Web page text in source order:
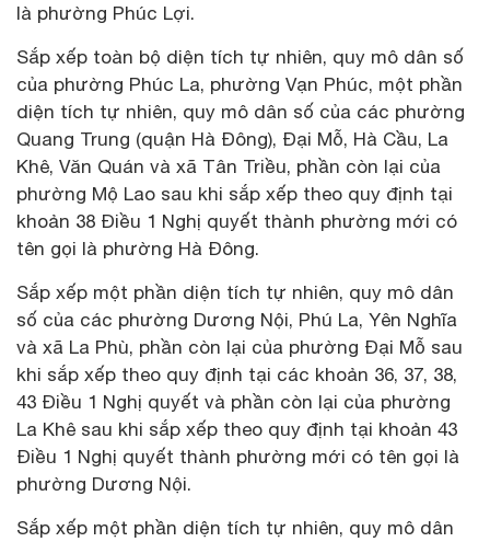
là phường Phúc Lợi.
Sắp xếp toàn bộ diện tích tự nhiên, quy mô dân số
của phường Phúc La, phường Vạn Phúc, một phần
diện tích tự nhiên, quy mô dân số của các phường
Quang Trung (quận Hà Đông), Đại Mỗ, Hà Cầu, La
Khê, Văn Quán và xã Tân Triều, phần còn lại của
phường Mộ Lao sau khi sắp xếp theo quy định tại
khoản 38 Điều 1 Nghị quyết thành phường mới có
tên gọi là phường Hà Đông.
Sắp xếp một phần diện tích tự nhiên, quy mô dân
số của các phường Dương Nội, Phú La, Yên Nghĩa
và xã La Phù, phần còn lại của phường Đại Mỗ sau
khi sắp xếp theo quy định tại các khoản 36, 37, 38,
43 Điều 1 Nghị quyết và phần còn lại của phường
La Khê sau khi sắp xếp theo quy định tại khoản 43
Điều 1 Nghị quyết thành phường mới có tên gọi là
phường Dương Nội.
Sắp xếp một phần diện tích tự nhiên, quy mô dân